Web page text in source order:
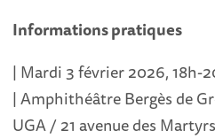
Informations pratiques
| Mardi 3 février 2026, 18h-
| Amphithéâtre Bergès de
UGA / 21 avenue des